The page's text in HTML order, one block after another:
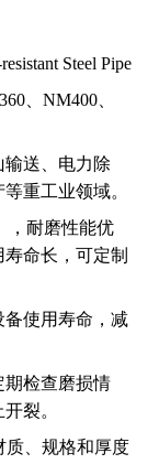
Steel Pipe
、NM400、
输送、电力除
重工业领域。
，耐磨性能优
命长，可定制
使用寿命，减
期检查磨损情
裂。
质、规格和厚度